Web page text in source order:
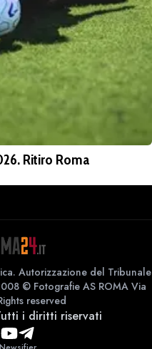
Ritiro Roma
Autorizzazione del Tribunale
© Fotografie AS ROMA Via
reserved
i diritti riservati